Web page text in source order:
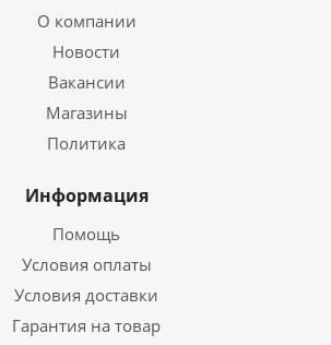
О компании
Новости
Вакансии
Магазины
Политика
Информация
Помощь
Условия оплаты
Условия доставки
Гарантия на товар